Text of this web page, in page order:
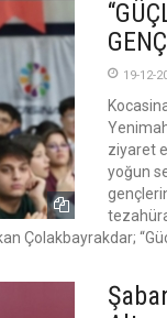
19-12-
ziyaret
yoğun
Çolakbayrakdar;